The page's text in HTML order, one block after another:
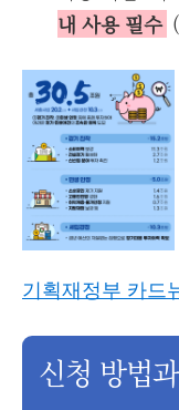
내 사용 필수
기획재정부 카드
신청 방법